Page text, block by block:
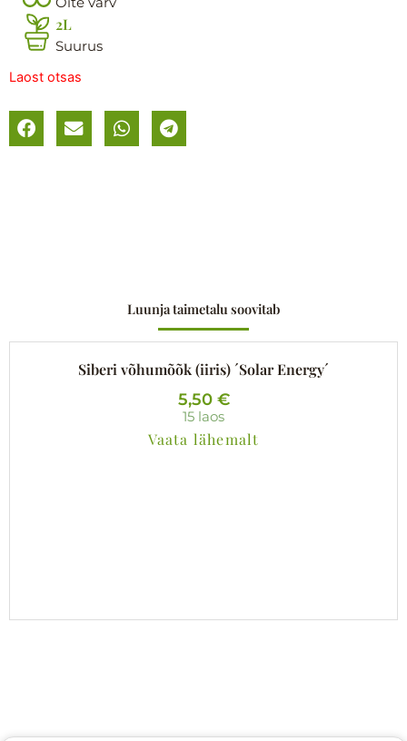
2L
Suurus
Laost otsas
Luunja taimetalu soovitab
Siberi võhumõõk (iiris) ´Solar Energy´
5,50 €
15 laos
Vaata lähemalt